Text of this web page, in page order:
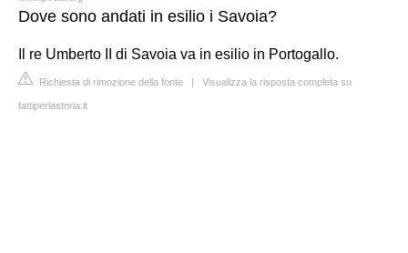
Dove sono andati in esilio i Savoia?
Il re Umberto II di Savoia va in esilio in Portogallo.
Richiesta di rimozione della fonte | Visualizza la risposta completa su
fattiperlastoria.it